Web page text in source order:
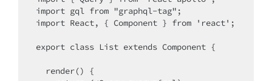
import gql from "graphql-tag";
import React, { Component } from 'react';
export class List extends Component {